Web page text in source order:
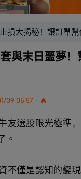
止損大揭秘！讓訂單
09 05:57 ·
與末日噩夢
友選股眼光極準
。
不僅是認知的變